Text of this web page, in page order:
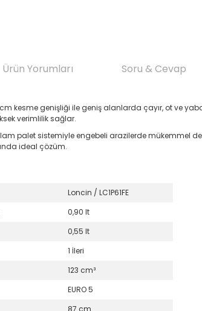
Ürün Yorumları Soru & Cevap
cm kesme genişliği ile geniş alanlarda çayır, ot ve
verimlilik sağlar.
palet sistemiyle engebeli arazilerde mükemmel
ideal çözüm.
Loncin / LC1P61FE
0,90 lt
0,55 lt
1 İleri
123 cm³
EURO 5
87 cm